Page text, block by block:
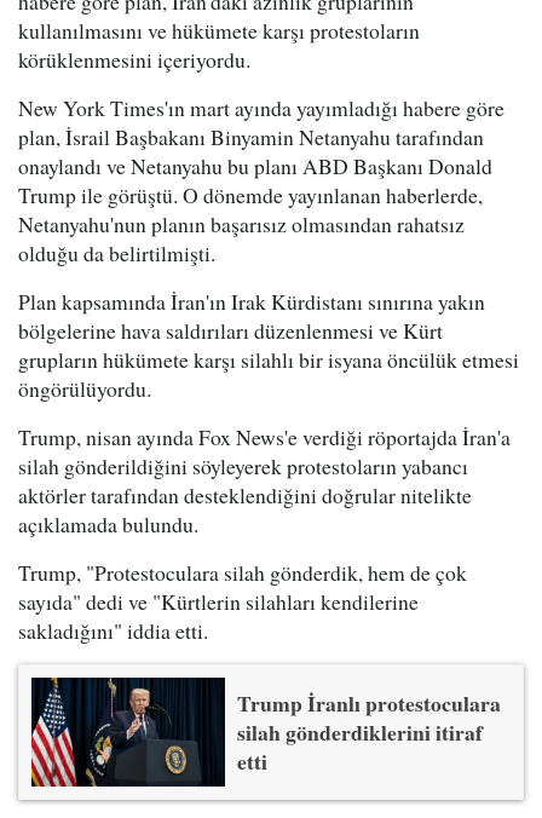
kullanılmasını ve hükümete karşı protestoların
körüklenmesini içeriyordu.
New York Times'ın mart ayında yayımladığı habere göre
plan, İsrail Başbakanı Binyamin Netanyahu tarafından
onaylandı ve Netanyahu bu planı ABD Başkanı Donald
Trump ile görüştü. O dönemde yayınlanan haberlerde,
Netanyahu'nun planın başarısız olmasından rahatsız
olduğu da belirtilmişti.
Plan kapsamında İran'ın Irak Kürdistanı sınırına yakın
bölgelerine hava saldırıları düzenlenmesi ve Kürt
grupların hükümete karşı silahlı bir isyana öncülük etmesi
öngörülüyordu.
Trump, nisan ayında Fox News'e verdiği röportajda İran'a
silah gönderildiğini söyleyerek protestoların yabancı
aktörler tarafından desteklendiğini doğrular nitelikte
açıklamada bulundu.
Trump, "Protestoculara silah gönderdik, hem de çok
sayıda" dedi ve "Kürtlerin silahları kendilerine
sakladığını" iddia etti.
Trump İranlı protestoculara
silah gönderdiklerini itiraf
etti